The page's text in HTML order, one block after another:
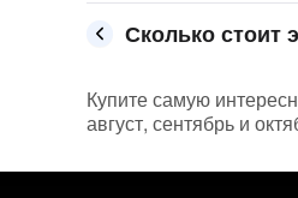
Сколько стоит
Купите самую
август, сентябрь и